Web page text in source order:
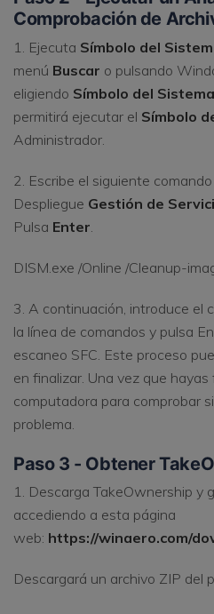
Comprobación de
1. Ejecuta Símbolo del
menú Buscar o pulsando
eligiendo Símbolo del
permitirá ejecutar el Símbolo
Administrador.
2. Escribe el siguiente
Despliegue Gestión de
Pulsa Enter
DISM.exe /Online /Cleanup-
3. A continuación, introduce el
la línea de comandos y pulsa
escaneo SFC. Este proceso
en finalizar. Una vez que
computadora para comprobar
problema.
Paso 3 - Obtener
1. Descarga TakeOwnership y
accediendo a esta página
web: https://winaero.com/
Descargará un archivo ZIP del